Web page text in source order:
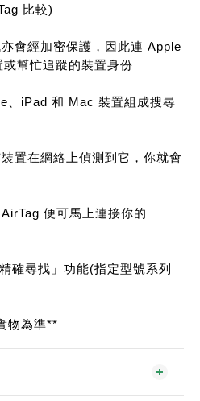
比較)
會經加密保護，因此連 Apple
幫忙追蹤的裝置身份
、iPad 和 Mac 裝置組成搜尋
置在網絡上偵測到它，你就會
便可馬上連接你的
確尋找」功能(指定型號系列
物為準**